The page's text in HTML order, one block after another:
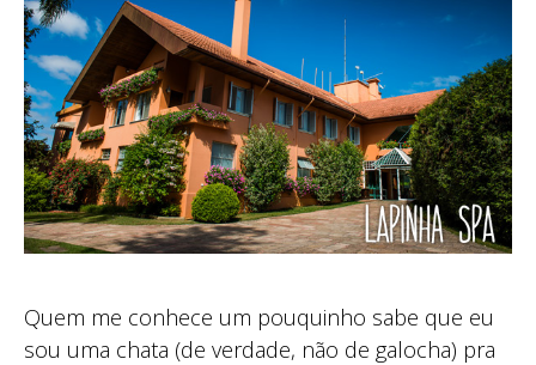
Quem me conhece um pouquinho sabe que eu
sou uma chata (de verdade, não de galocha) pra